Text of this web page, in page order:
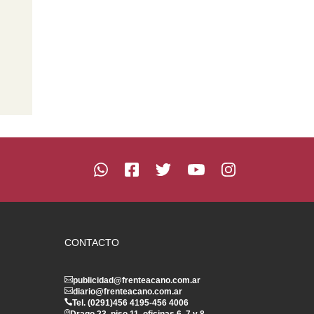
CONTACTO
publicidad@frenteacano.com.ar
diario@frenteacano.com.ar
Tel. (0291)456 4195-456 4006